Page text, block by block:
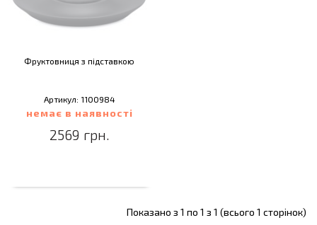
Фруктовниця з підставкою
Артикул: 1100984
немає в наявності
2569 грн.
Показано з 1 по 1 з 1 (всього 1 сторінок)